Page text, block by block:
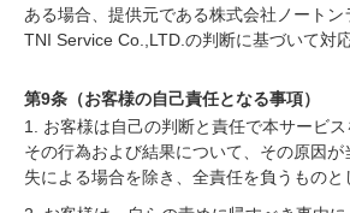
ある場合、提供元である株式会社ノートン
TNI Service Co.,LTD.の判断に基づいて対
第9条（お客様の自己責任となる事項）
1. お客様は自己の判断と責任で本サービス
その行為および結果について、その原因
失による場合を除き、全責任を負うものと